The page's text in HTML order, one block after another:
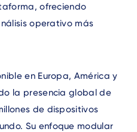
ofreciendo
operativo más
en Europa, América y
la presencia global de
de dispositivos
Su enfoque modular